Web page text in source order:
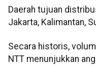
Daerah tujuan
Jakarta, Kalimantan,
Secara historis,
NTT menunjukkan